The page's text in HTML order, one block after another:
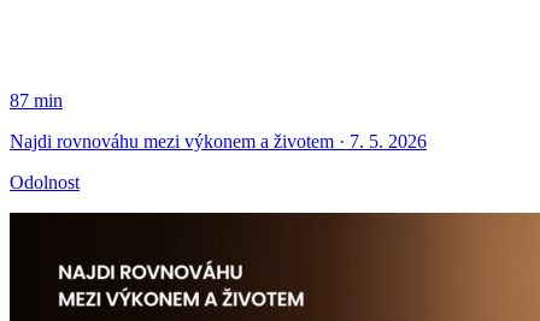
87 min
Najdi rovnováhu mezi výkonem a životem · 7. 5. 2026
Odolnost